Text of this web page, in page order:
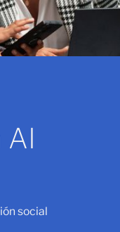
AI
social